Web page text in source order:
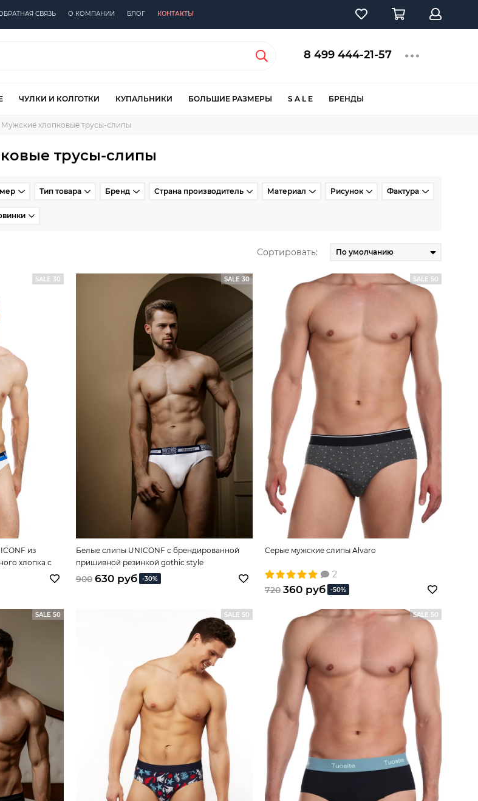
СВЯЗЬ О КОМПАНИИ БЛОГ КОНТАКТЫ
8 499 444-21-57
ЧУЛКИ И КОЛГОТКИ КУПАЛЬНИКИ БОЛЬШИЕ РАЗМЕРЫ S A L E БРЕНДЫ
Мужские хлопковые трусы-слипы
трусы-слипы
Тип товара Бренд Страна производитель Материал Рисунок Фактура
Сортировать:
SALE 30
из
хлопка с
SALE 30
Белые слипы UNICONF с брендированной
пришивной резинкой gothic style
900 630 руб -30%
SALE 50
Серые мужские слипы Alvaro
2
720 360 руб -50%
SALE 50 SALE 50 SALE 50